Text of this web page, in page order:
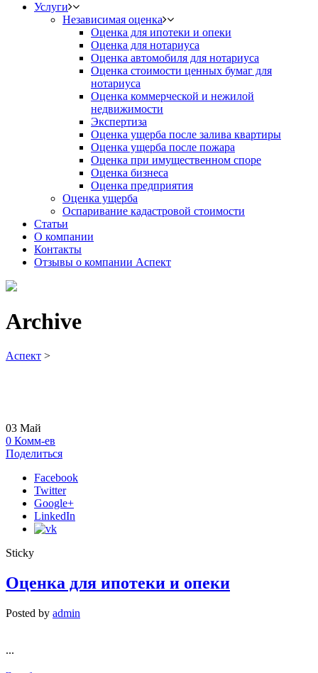
Услуги
Независимая оценка
Оценка для ипотеки и опеки
Оценка для нотариуса
Оценка автомобиля для нотариуса
Оценка стоимости ценных бумаг для
нотариуса
Оценка коммерческой и нежилой
недвижимости
Экспертиза
Оценка ущерба после залива квартиры
Оценка ущерба после пожара
Оценка при имущественном споре
Оценка бизнеса
Оценка предприятия
Оценка ущерба
Оспаривание кадастровой стоимости
Статьи
О компании
Контакты
Отзывы о компании Аспект
Archive
Аспект >
03 Май
0 Комм-ев
Поделиться
Facebook
Twitter
Google+
LinkedIn
Sticky
Оценка для ипотеки и опеки
Posted by admin
...